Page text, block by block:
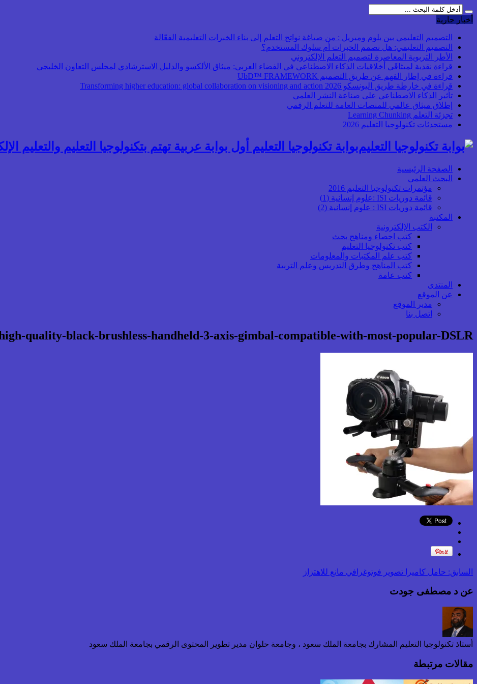
أخبار جارية
التصميم التعليمي بين بلوم وميريل : من صياغة نواتج التعلم إلى بناء الخبرات التعليمية الفعّالة
التصميم التعليمي: هل نصمم الخبرات أم سلوك المستخدم؟
الأطر التربوية المعاصرة لتصميم التعلم الإلكتروني
قراءة نقدية لميثاقَي أخلاقيات الذكاء الاصطناعي في الفضاء العربي: ميثاق الألكسو والدليل الاسترشادي لمجلس التعاون الخليجي
قراءة في إطار الفهم عن طريق التصميم UbD™ FRAMEWORK
قراءة في خارطة طريق اليونسكو 2026 Transforming higher education: global collaboration on visioning and action
تأثير الذكاء الاصطناعي على صناعة النشر العلمي
إطلاق ميثاق عالمي للمنصات العامة للتعلم الرقمي
تجزئة التعلم Learning Chunking
مستحدثات تكنولوجيا التعليم 2026
بوابة تكنولوجيا التعليم أول بوابة عربية تهتم بتكنولوجيا التعليم والتعليم
الصفحة الرئيسية
البحث العلمي
مؤتمرات تكنولوجيا التعليم 2016
قائمة دوريات ISI :علوم إنسانية (1)
قائمة دوريات ISI : علوم إنسانية (2)
المكتبة
الكتب الإلكترونية
كتب احصاء ومناهج بحث
كتب تكنولوجيا التعليم
كتب علم المكتبات والمعلومات
كتب المناهج وطرق التدريس وعلم التربية
كتب عامة
المنتدى
عن الموقع
مدير الموقع
اتصل بنا
quality-black-brushless-handheld-3-axis-gimbal-compatible-with-most-popular-DSLR
السابق: حامل كاميرا تصوير فوتوغرافي مانع للاهتزاز
عن د مصطفى جودت
أستاذ تكنولوجيا التعليم المشارك بجامعة الملك سعود ، وجامعة حلوان مدير تطوير المحتوى الرقمي بجامعة الملك سعود
مقالات مرتبطة